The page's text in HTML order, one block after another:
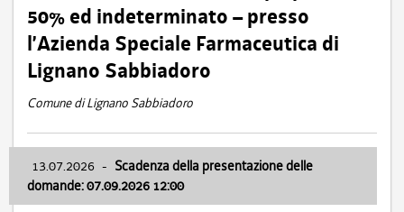
50% ed indeterminato – presso
l’Azienda Speciale Farmaceutica di
Lignano Sabbiadoro
Comune di Lignano Sabbiadoro
13.07.2026 - Scadenza della presentazione delle
domande: 07.09.2026 12:00